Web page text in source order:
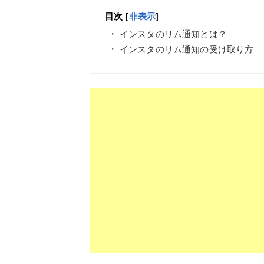
目次 [非表示]
インスタのリム通知とは？
インスタのリム通知の受け取り方